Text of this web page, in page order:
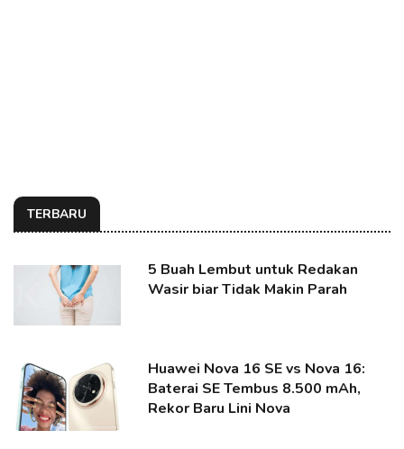
TERBARU
5 Buah Lembut untuk Redakan
Wasir biar Tidak Makin Parah
Huawei Nova 16 SE vs Nova 16:
Baterai SE Tembus 8.500 mAh,
Rekor Baru Lini Nova